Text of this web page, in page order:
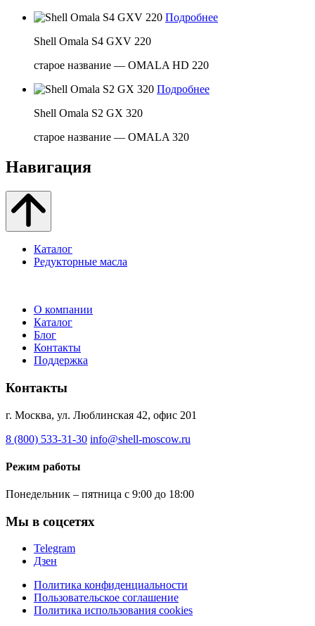
Подробнее
Shell Omala S4 GXV 220
старое название — OMALA HD 220
Подробнее
Shell Omala S2 GX 320
старое название — OMALA 320
Навигация
Каталог
Редукторные масла
О компании
Каталог
Блог
Контакты
Поддержка
Контакты
г. Москва, ул. Люблинская 42, офис 201
8 (800) 533-31-30 info@shell-moscow.ru
Режим работы
Понедельник – пятница с 9:00 до 18:00
Мы в соцсетях
Telegram
Дзен
Политика конфиденциальности
Пользовательское соглашение
Политика использования cookies